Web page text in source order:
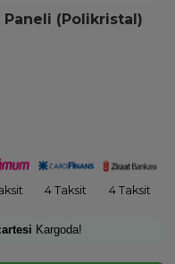
Paneli (Polikristal)
4 Taksit 4 Taksit
Kargoda!